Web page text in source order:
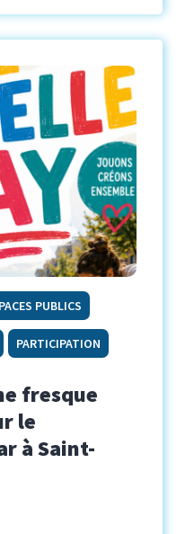
PUBLICS
PARTICIPATION
fresque
le
à Saint-